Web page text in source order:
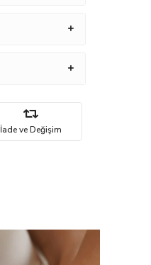
İade ve Değişim